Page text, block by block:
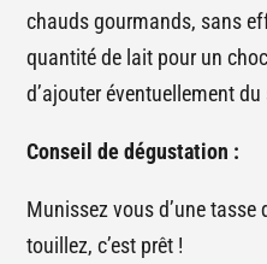
chauds gourmands, sans
quantité de lait pour un
d’ajouter éventuellement
Conseil de dégustation :
Munissez vous d’une tasse
touillez, c’est prêt !